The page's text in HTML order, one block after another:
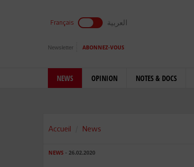
Français العربية
Newsletter ABONNEZ-VOUS
NEWS OPINION NOTES & DOCS
Accueil News
NEWS - 26.02.2020